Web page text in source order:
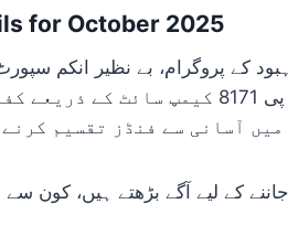
for October 2025
کے پروگرام، بے نظیر انکم
ادائیگی کے عمل کو تیز، آسان اور شفاف بنانے کے
آسانی سے فنڈز تقسیم کرنے
کے لیے آگے بڑھتے ہیں، کون